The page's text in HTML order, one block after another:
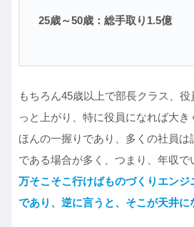
25歳～50歳：総手取り1.5億
もちろん45歳以上で部長クラス、
っと上がり、特に役員になれば大き
ほんの一握りであり、多くの社員
である場合が多く、つまり、年収で
万そこそこ行けばものづくりエンジ
であり、逆に言うと、そこが天井に